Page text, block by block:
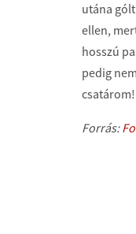
utána
ellen,
hosszú
pedig
csatárom!
Forrás: